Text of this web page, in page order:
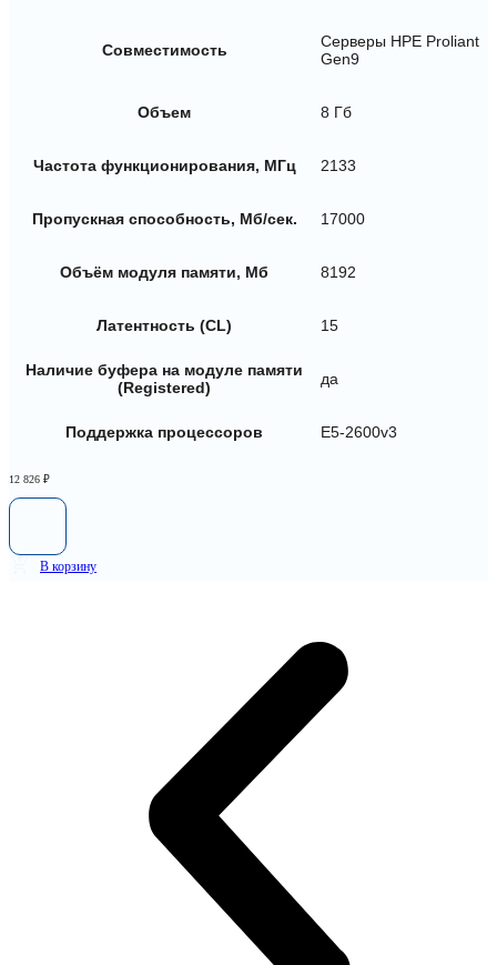
Совместимость
Серверы HPE Proliant
Gen9
Объем 8 Гб
Частота функционирования, МГц 2133
Пропускная способность, Мб/сек. 17000
Объём модуля памяти, Мб 8192
Латентность (CL) 15
Наличие буфера на модуле памяти
(Registered)
да
Поддержка процессоров E5-2600v3
12 826 ₽
В корзину